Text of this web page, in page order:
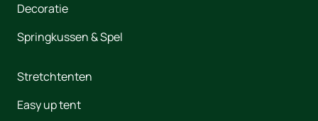
Decoratie
Springkussen & Spel
Stretchtenten
Easy up tent